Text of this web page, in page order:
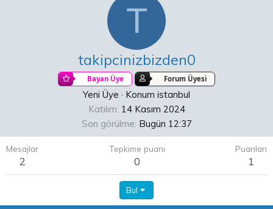
T
takipcinizbizden0
Bayan Üye Forum Üyesi
Yeni Üye · Konum istanbul
Katılım 14 Kasım 2024
Son görülme Bugün 12:37
Mesajlar
2
Tepkime puanı
0
Puanları
1
Bul